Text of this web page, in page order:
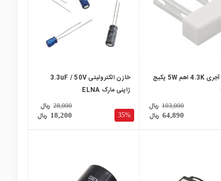
مقاومت آجری 4.3K اهم 5W پکیج
64,890 ریال
103,000 ریال
35%
خازن الکترولیتی 3.3uF / 50V
ژاپنی مارک ELNA
18,200 ریال
28,000 ریال